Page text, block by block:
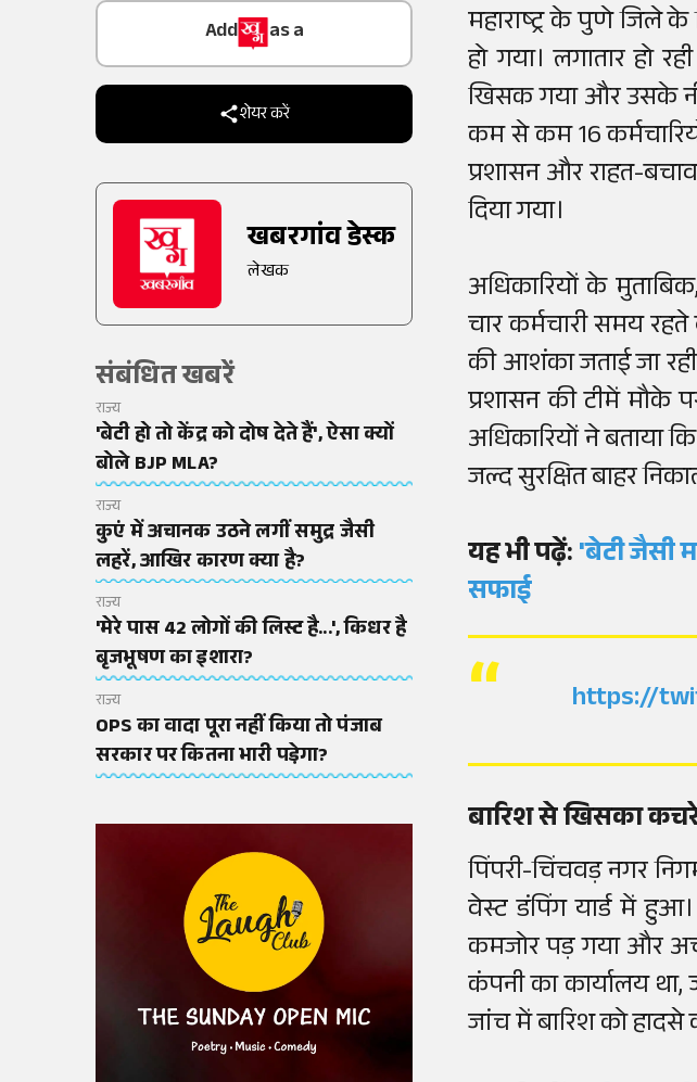
Trusted Source on
शेयर करें
खबरगांव डेस्क
लेखक
संबंधित खबरें
राज्य
'बेटी हो तो केंद्र को दोष देते हैं', ऐसा क्यों
बोले BJP MLA?
राज्य
कुएं में अचानक उठने लगीं समुद्र जैसी
लहरें, आखिर कारण क्या है?
राज्य
'मेरे पास 42 लोगों की लिस्ट है...', किधर है
बृजभूषण का इशारा?
राज्य
OPS का वादा पूरा नहीं किया तो पंजाब
सरकार पर कितना भारी पडे़गा?
महाराष्ट्र के पुणे जिले
हो गया। लगातार हो
खिसक गया और उसके
कम से कम 16
प्रशासन और राहत-
दिया गया।
अधिकारियों के
चार कर्मचारी समय
की आशंका जताई जा
प्रशासन की टीमें मौके
अधिकारियों ने बताया
जल्द सुरक्षित बाहर
यह भी पढ़ें:'बेटी जैसी
सफाई
https://
बारिश से खिसका
पिंपरी-चिंचवड़ नगर
वेस्ट डंपिंग यार्ड में
कमजोर पड़ गया और
कंपनी का कार्यालय
जांच में बारिश को हादसे